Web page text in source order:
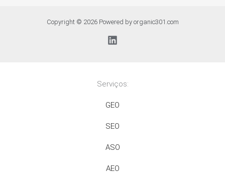
Copyright © 2026 Powered by organic301.com
Serviços:
GEO
SEO
ASO
AEO